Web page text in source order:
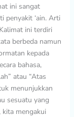
ini sangat
penyakit ‘ain. Arti
ini terdiri
berbeda namun
kepada
atau “Atas
menunjukkan
sesuatu yang
kita mengakui